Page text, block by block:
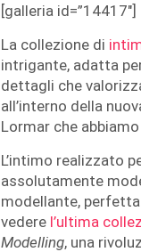
[galleria id=”14417″]
La collezione di
intrigante, adatta
dettagli che
all’interno della
Lormar che
L’intimo realizzato
assolutamente
modellante,
vedere l’ultima
Modelling, una